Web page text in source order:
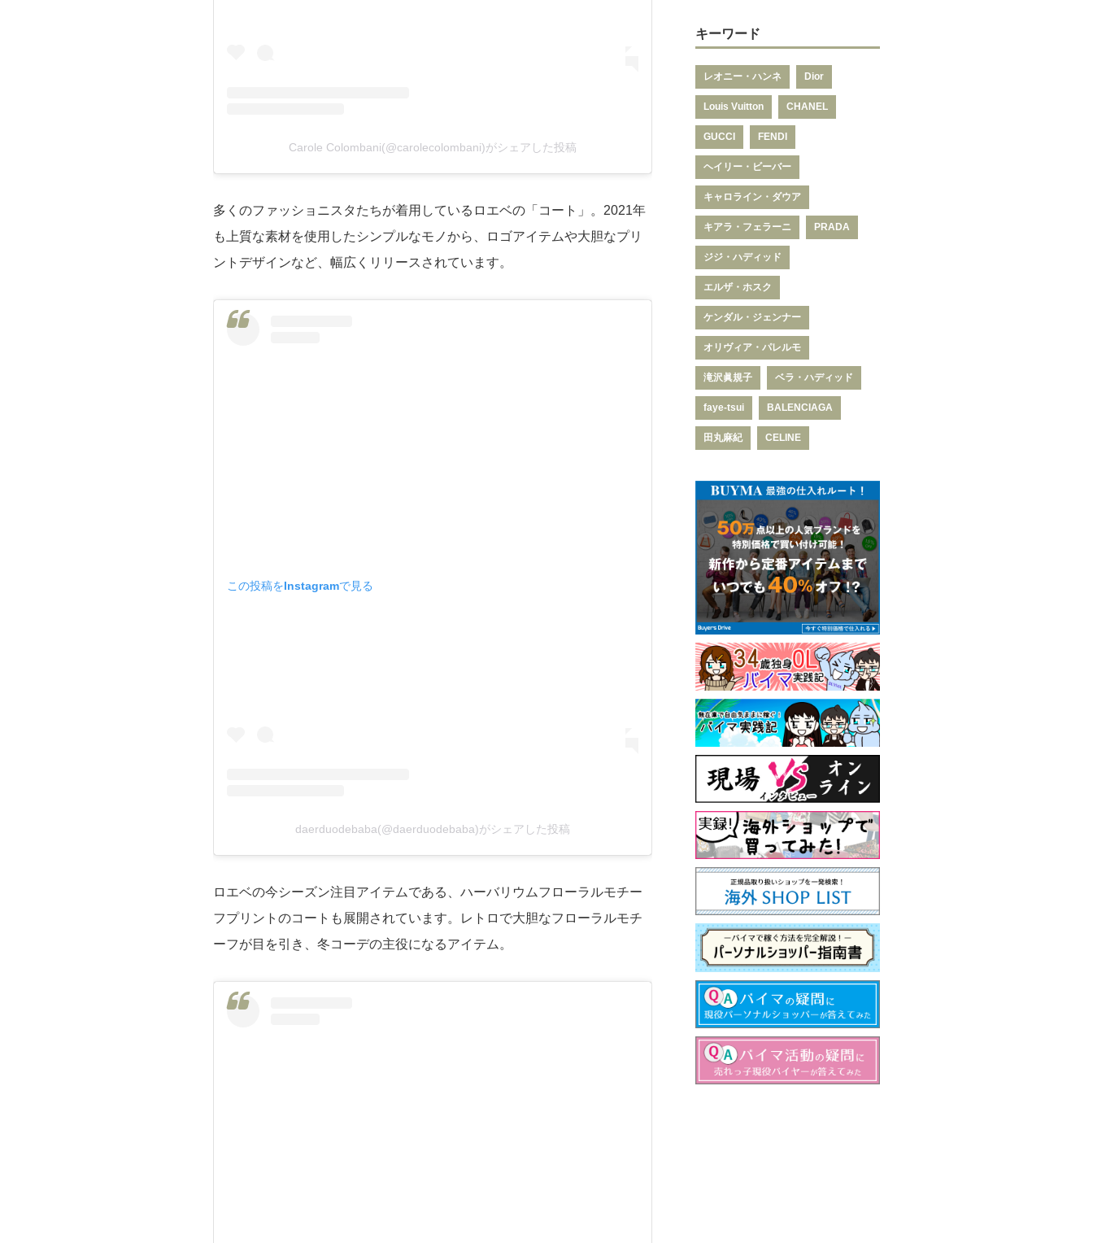
Carole Colombani(@carolecolombani)がシェアした投稿
多くのファッショニスタたちが着用しているロエベの「コート」。2021年
も上質な素材を使用したシンプルなモノから、ロゴアイテムや大胆なプリ
ントデザインなど、幅広くリリースされています。
この投稿をInstagramで見る
daerduodebaba(@daerduodebaba)がシェアした投稿
ロエベの今シーズン注目アイテムである、ハーバリウムフローラルモチー
フプリントのコートも展開されています。レトロで大胆なフローラルモチ
ーフが目を引き、冬コーデの主役になるアイテム。
キーワード
レオニー・ハンネ Dior
Louis Vuitton CHANEL
GUCCI FENDI
ヘイリー・ビーバー
キャロライン・ダウア
キアラ・フェラーニ PRADA
ジジ・ハディッド
エルザ・ホスク
ケンダル・ジェンナー
オリヴィア・パレルモ
滝沢眞規子 ベラ・ハディッド
faye-tsui BALENCIAGA
田丸麻紀 CELINE